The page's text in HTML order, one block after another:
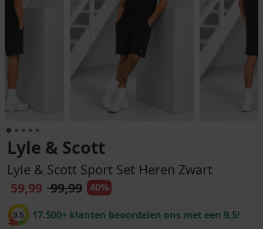
Lyle & Scott
Lyle & Scott Sport Set Heren Zwart
59,99 99,99 40%
9.5 17.500+ klanten beoordelen ons met een 9,5!